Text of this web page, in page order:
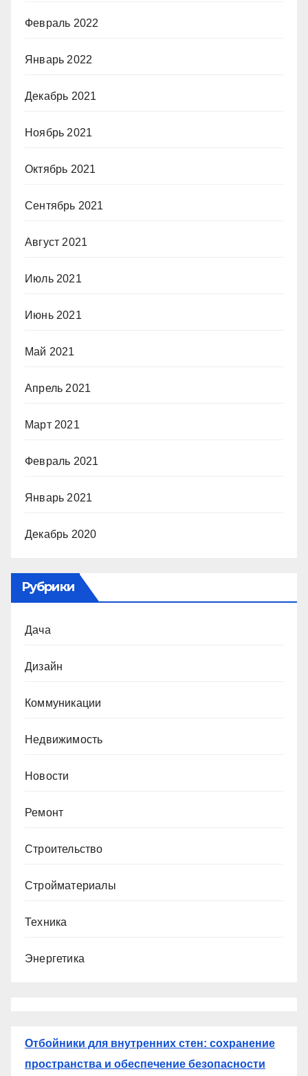
Февраль 2022
Январь 2022
Декабрь 2021
Ноябрь 2021
Октябрь 2021
Сентябрь 2021
Август 2021
Июль 2021
Июнь 2021
Май 2021
Апрель 2021
Март 2021
Февраль 2021
Январь 2021
Декабрь 2020
Рубрики
Дача
Дизайн
Коммуникации
Недвижимость
Новости
Ремонт
Строительство
Стройматериалы
Техника
Энергетика
Отбойники для внутренних стен: сохранение
пространства и обеспечение безопасности